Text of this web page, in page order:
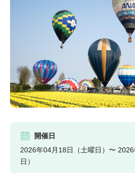
開催日
2026年04月18日（土曜日）〜
日）